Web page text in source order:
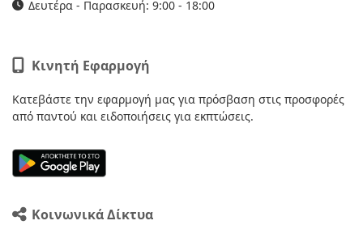
Δευτέρα - Παρασκευή: 9:00 - 18:00
Κινητή Εφαρμογή
Κατεβάστε την εφαρμογή μας για πρόσβαση στις προσφορές
από παντού και ειδοποιήσεις για εκπτώσεις.
Κοινωνικά Δίκτυα